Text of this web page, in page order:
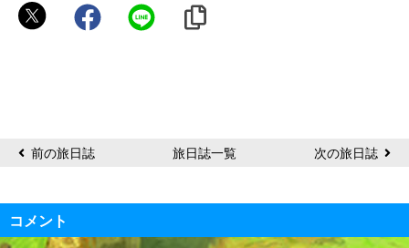
く
前の旅日誌 旅日誌一覧 次の旅日誌
コメント